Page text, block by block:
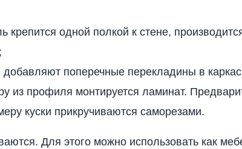
крепится одной полкой к стене,
добавляют поперечные перекладины в
из профиля монтируется ламинат.
куски прикручиваются саморезами.
Для этого можно использовать как